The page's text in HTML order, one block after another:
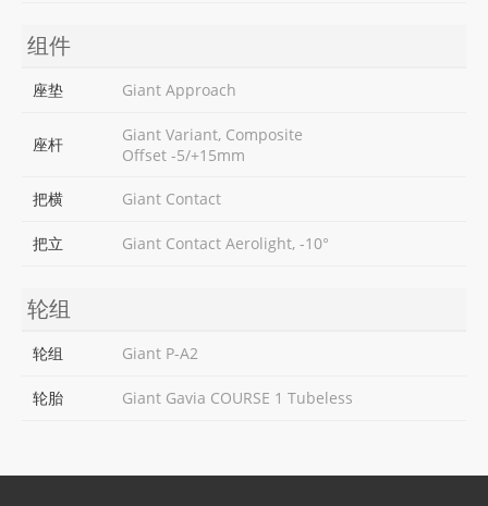
组件
座垫 Giant Approach
座杆
Giant Variant, Composite
Offset -5/+15mm
把横 Giant Contact
把立 Giant Contact Aerolight, -10°
轮组
轮组 Giant P-A2
轮胎 Giant Gavia COURSE 1 Tubeless